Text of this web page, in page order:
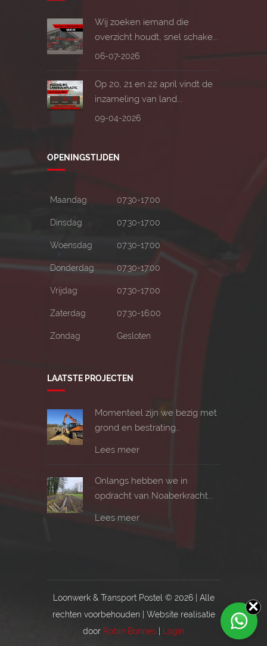
Wij zoeken iemand die
overzicht houdt, snel schake...
06-07-2026
Op 20, 21 en 22 april vindt de
inzameling van land...
09-04-2026
OPENINGSTIJDEN
Maandag 07:30-17:00
Dinsdag 07:30-17:00
Woensdag 07:30-17:00
Donderdag 07:30-17:00
Vrijdag 07:30-17:00
Zaterdag 07:30-16:00
Zondag Gesloten
LAATSTE PROJECTEN
Momenteel zijn we bezig met
grond en bestrating...
Lees meer
Onlangs hebben we in
opdracht van Noaberkracht...
Lees meer
Loonwerk & Transport Postel © 2026 | Alle
rechten voorbehouden | Website realisatie
door Robin Bonnes Login